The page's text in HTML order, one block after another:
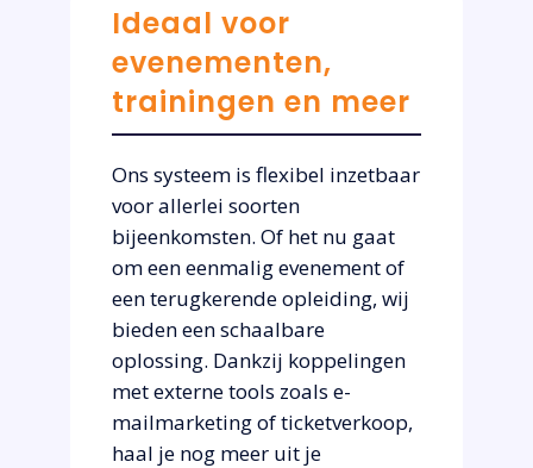
Ideaal voor
evenementen,
trainingen en meer
Ons systeem is flexibel inzetbaar
voor allerlei soorten
bijeenkomsten. Of het nu gaat
om een eenmalig evenement of
een terugkerende opleiding, wij
bieden een schaalbare
oplossing. Dankzij koppelingen
met externe tools zoals e-
mailmarketing of ticketverkoop,
haal je nog meer uit je